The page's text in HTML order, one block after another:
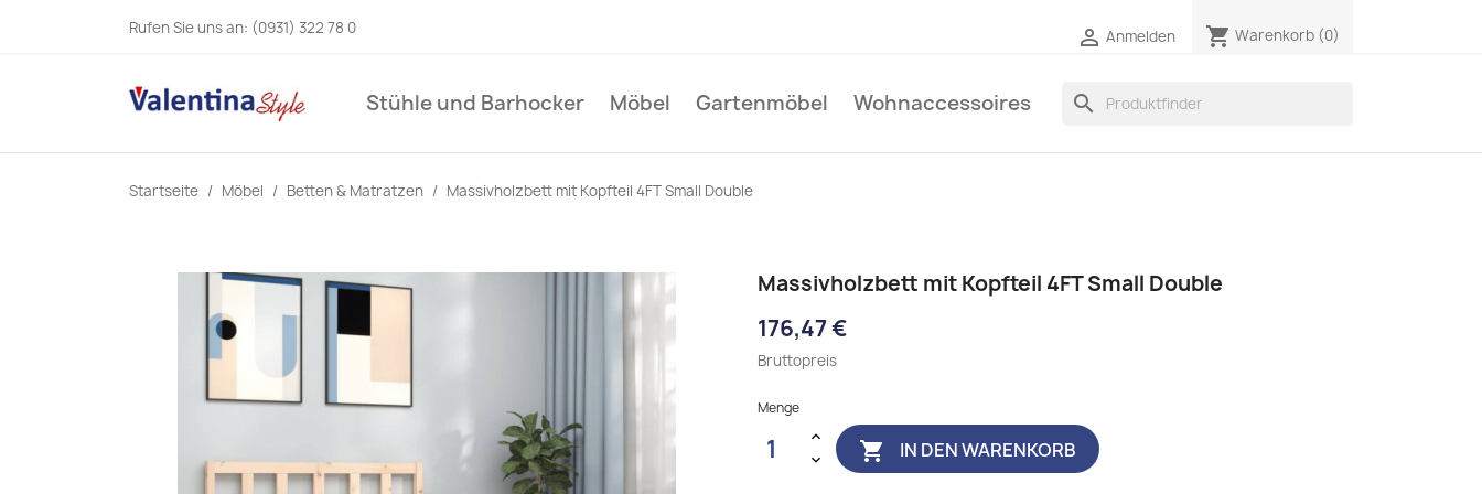
Rufen Sie uns an: (0931) 322 78 0  Anmelden shopping_cart Warenkorb (0)
Stühle und Barhocker Möbel Gartenmöbel Wohnaccessoires search
Startseite Möbel Betten & Matratzen Massivholzbett mit Kopfteil 4FT Small Double
Massivholzbett mit Kopfteil 4FT Small Double
176,47 €
Bruttopreis
Menge
 IN DEN WARENKORB